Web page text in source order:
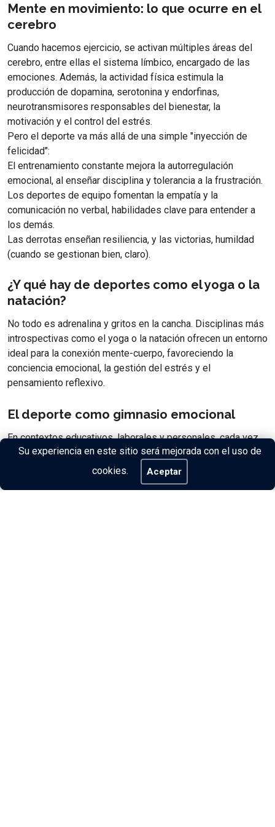
Mente en movimiento: lo que ocurre en el
cerebro
Cuando hacemos ejercicio, se activan múltiples áreas del
cerebro, entre ellas el sistema límbico, encargado de las
emociones. Además, la actividad física estimula la
producción de dopamina, serotonina y endorfinas,
neurotransmisores responsables del bienestar, la
motivación y el control del estrés.
Pero el deporte va más allá de una simple "inyección de
felicidad":
El entrenamiento constante mejora la autorregulación
emocional, al enseñar disciplina y tolerancia a la frustración.
Los deportes de equipo fomentan la empatía y la
comunicación no verbal, habilidades clave para entender a
los demás.
Las derrotas enseñan resiliencia, y las victorias, humildad
(cuando se gestionan bien, claro).
¿Y qué hay de deportes como el yoga o la
natación?
No todo es adrenalina y gritos en la cancha. Disciplinas más
introspectivas como el yoga o la natación ofrecen un entorno
ideal para la conexión mente-cuerpo, favoreciendo la
conciencia emocional, la gestión del estrés y el
pensamiento reflexivo.
El deporte como gimnasio emocional
En contextos educativos, laborales y personales, cada vez
se valora más la inteligencia emocional como una
herramienta para el éxito. Incorporar el deporte como hábito
no solo fortalece músculos, sino también habilidades
Su experiencia en este sitio será mejorada con el uso de
cookies.
Aceptar